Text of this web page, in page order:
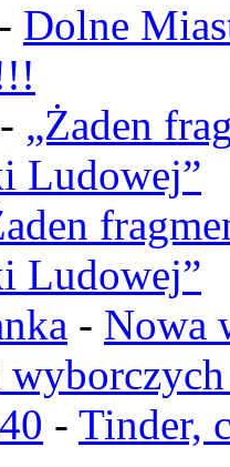
- Dolne
„Żaden
Ludowej”
Ludowej”
- Nowa
- Tinder,